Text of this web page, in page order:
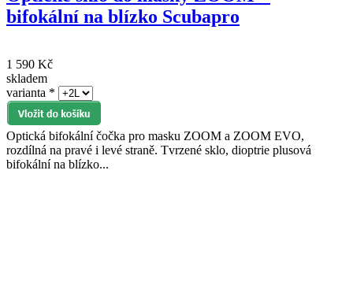
bifokální na blízko Scubapro
1 590 Kč
skladem
varianta *
Optická bifokální čočka pro masku ZOOM a ZOOM EVO,
rozdílná na pravé i levé straně. Tvrzené sklo, dioptrie plusová
bifokální na blízko...